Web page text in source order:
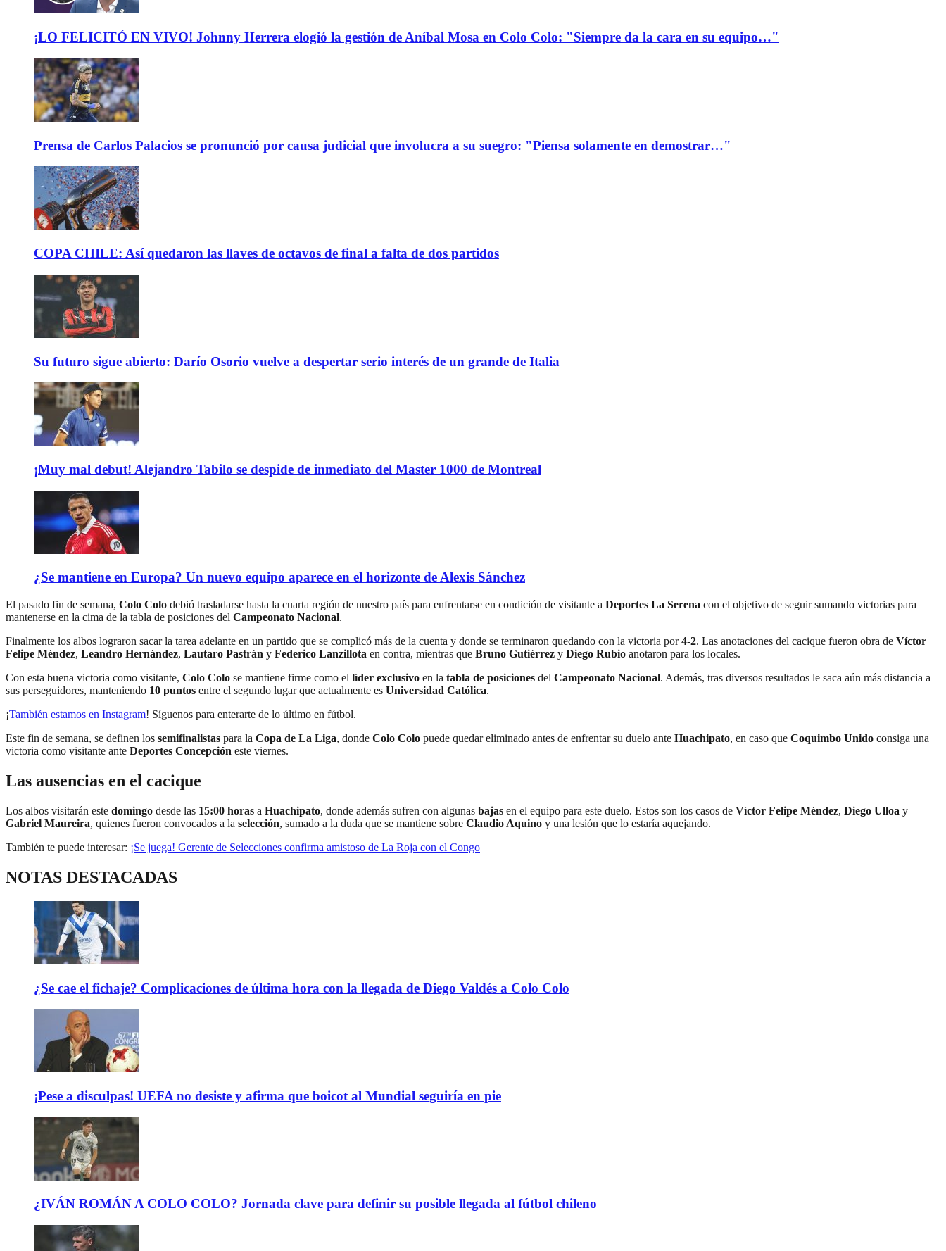
¡LO FELICITÓ EN VIVO! Johnny Herrera elogió la gestión de Aníbal Mosa en Colo Colo: "Siempre da la cara en su equipo…"
Prensa de Carlos Palacios se pronunció por causa judicial que involucra a su suegro: "Piensa solamente en demostrar…"
COPA CHILE: Así quedaron las llaves de octavos de final a falta de dos partidos
Su futuro sigue abierto: Darío Osorio vuelve a despertar serio interés de un grande de Italia
¡Muy mal debut! Alejandro Tabilo se despide de inmediato del Master 1000 de Montreal
¿Se mantiene en Europa? Un nuevo equipo aparece en el horizonte de Alexis Sánchez
El pasado fin de semana, Colo Colo debió trasladarse hasta la cuarta región de nuestro país para enfrentarse en condición de visitante a Deportes La Serena con el objetivo de seguir sumando victorias para
mantenerse en la cima de la tabla de posiciones del Campeonato Nacional.
Finalmente los albos lograron sacar la tarea adelante en un partido que se complicó más de la cuenta y donde se terminaron quedando con la victoria por4-2. Las anotaciones del cacique fueron obra de Víctor
Felipe Méndez, Leandro Hernández, Lautaro Pastrán y Federico Lanzillota en contra, mientras que Bruno Gutiérrez y Diego Rubio anotaron para los locales.
Con esta buena victoria como visitante, Colo Colo se mantiene firme como el líder exclusivo en la tabla de posiciones del Campeonato Nacional. Además, tras diversos resultados le saca aún más distancia a
sus perseguidores, manteniendo 10 puntos entre el segundo lugar que actualmente es Universidad Católica.
¡También estamos en Instagram! Síguenos para enterarte de lo último en fútbol.
Este fin de semana, se definen los semifinalistas para la Copa de La Liga, donde Colo Colo puede quedar eliminado antes de enfrentar su duelo ante Huachipato, en caso que Coquimbo Unido consiga una
victoria como visitante ante Deportes Concepción este viernes.
Las ausencias en el cacique
Los albos visitarán este domingo desde las 15:00 horas a Huachipato, donde además sufren con algunas bajas en el equipo para este duelo. Estos son los casos de Víctor Felipe Méndez, Diego Ulloa y
Gabriel Maureira, quienes fueron convocados a la selección, sumado a la duda que se mantiene sobre Claudio Aquino y una lesión que lo estaría aquejando.
También te puede interesar: ¡Se juega! Gerente de Selecciones confirma amistoso de La Roja con el Congo
NOTAS DESTACADAS
¿Se cae el fichaje? Complicaciones de última hora con la llegada de Diego Valdés a Colo Colo
¡Pese a disculpas! UEFA no desiste y afirma que boicot al Mundial seguiría en pie
¿IVÁN ROMÁN A COLO COLO? Jornada clave para definir su posible llegada al fútbol chileno